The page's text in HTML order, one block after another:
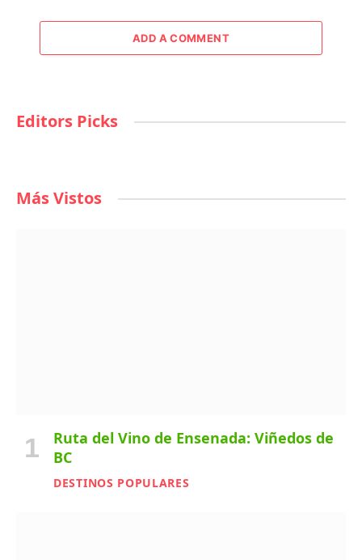
ADD A COMMENT
Editors Picks
Más Vistos
Ruta del Vino de Ensenada: Viñedos de
BC
DESTINOS POPULARES